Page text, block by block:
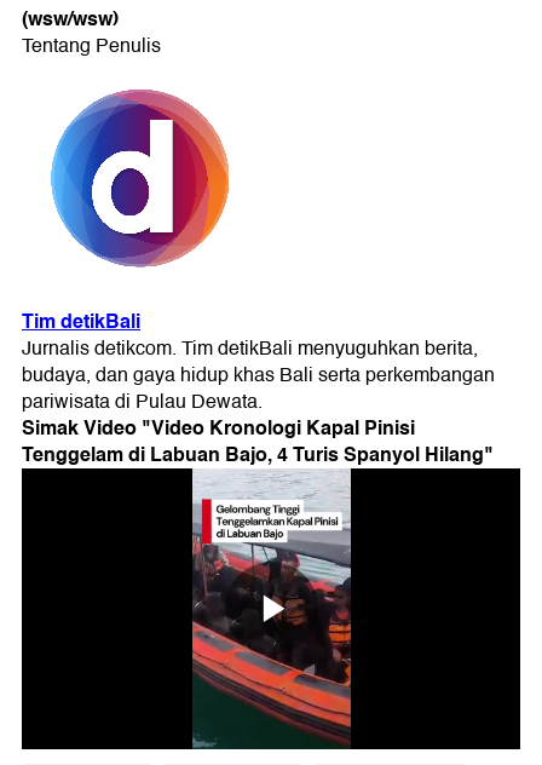
(wsw/wsw)
Simak Video "Video Kronologi Kapal Pinisi
Tenggelam di Labuan Bajo, 4 Turis Spanyol Hilang"